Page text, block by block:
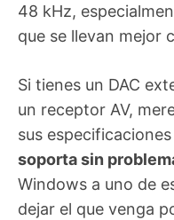
48 kHz,
que se llevan mejor
Si tienes un DAC
un receptor AV,
sus
soporta sin
Windows a uno de
dejar el que venga